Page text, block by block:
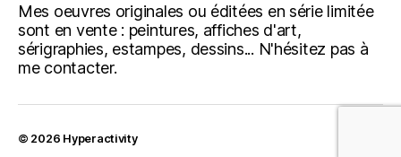
Mes oeuvres originales ou éditées en série limitée
sont en vente : peintures, affiches d'art,
sérigraphies, estampes, dessins... N'hésitez pas à
me contacter.
© 2026 Hyperactivity